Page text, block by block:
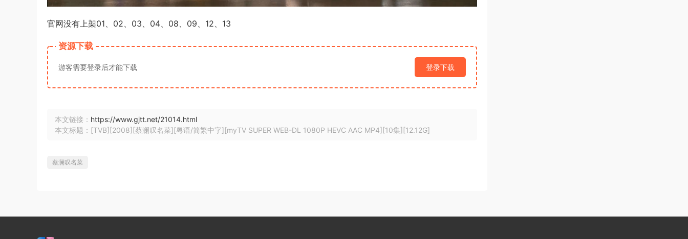
官网没有上架01、02、03、04、08、09、12、13
资源下载
游客需要登录后才能下载 登录下载
本文链接： https://www.gjtt.net/21014.html
本文标题：[TVB][2008][蔡澜叹名菜][粤语/简繁中字][myTV SUPER WEB-DL 1080P HEVC AAC MP4][10集][12.12G]
蔡澜叹名菜